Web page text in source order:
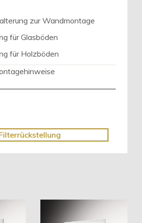
zur Wandmontage
für Glasböden
für Holzböden